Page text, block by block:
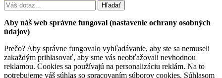
Aby náš web správne fungoval (nastavenie ochrany osobných
údajov)
Prečo? Aby správne fungovalo vyhľadávanie, aby ste sa nemuseli
zakaždým prihlasovať, aby sme vás neobťažovali nevhodnou
reklamou. Cookies sa používajú na personalizáciu reklám. Na to
potrebujeme váš súhlas so spracovaním súborov cookies. Súhlasom